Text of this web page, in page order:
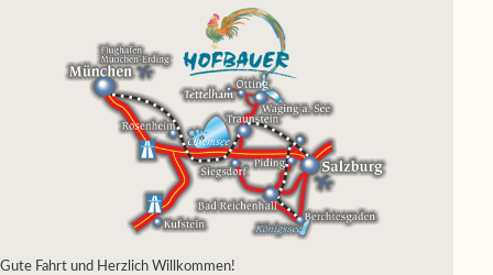
Gute Fahrt und Herzlich Willkommen!